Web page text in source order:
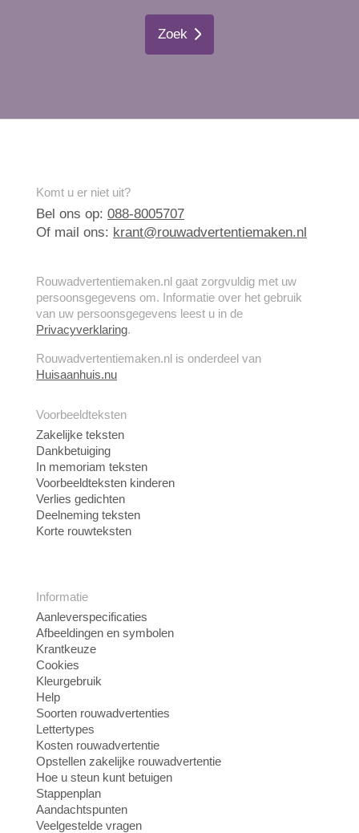
Zoek
Komt u er niet uit?
Bel ons op: 088-8005707
Of mail ons: krant@rouwadvertentiemaken.nl
Rouwadvertentiemaken.nl gaat zorgvuldig met uw
persoonsgegevens om. Informatie over het gebruik
van uw persoonsgegevens leest u in de
Privacyverklaring.
Rouwadvertentiemaken.nl is onderdeel van
Huisaanhuis.nu
Voorbeeldteksten
Zakelijke teksten
Dankbetuiging
In memoriam teksten
Voorbeeldteksten kinderen
Verlies gedichten
Deelneming teksten
Korte rouwteksten
Informatie
Aanleverspecificaties
Afbeeldingen en symbolen
Krantkeuze
Cookies
Kleurgebruik
Help
Soorten rouwadvertenties
Lettertypes
Kosten rouwadvertentie
Opstellen zakelijke rouwadvertentie
Hoe u steun kunt betuigen
Stappenplan
Aandachtspunten
Veelgestelde vragen